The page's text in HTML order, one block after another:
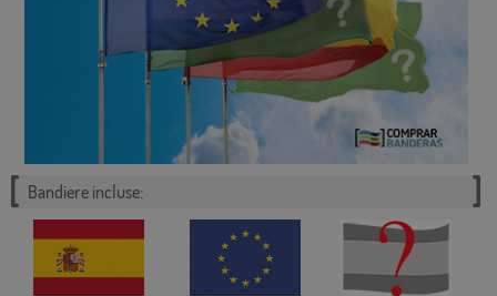
Bandiere incluse: